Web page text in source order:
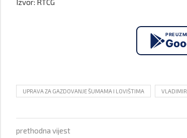
Izvor: RTCG
UPRAVA ZA GAZDOVANJE ŠUMAMA I LOVIŠTIMA
prethodna vijest